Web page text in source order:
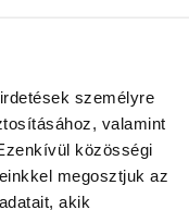
személyre
valamint
közösségi
megosztjuk az
akik
3
590 Ft posta-
otthonába, vagy